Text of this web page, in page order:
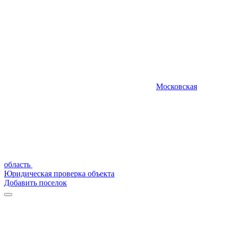
Московская
область
Юридическая проверка объекта
Добавить поселок